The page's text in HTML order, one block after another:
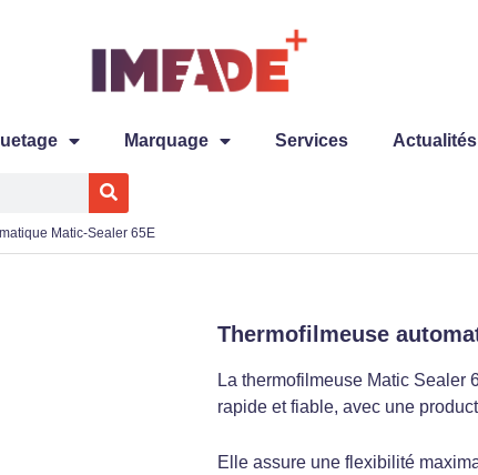
Marquage Services Actualités
Matic-Sealer 65E
Thermofilmeuse
La thermofilmeuse Matic Sealer
rapide et fiable, avec une
Elle assure une flexibilité